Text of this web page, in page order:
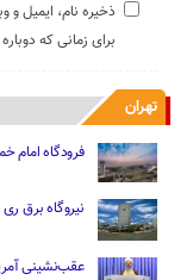
ذخیره نام، ایمیل و
برای زمانی که
تهران
فرودگاه امام
نیروگاه برق ری مکلف به
عقب‌نشینی